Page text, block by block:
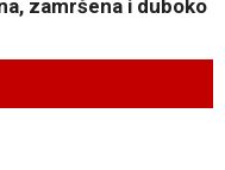
zamršena i duboko